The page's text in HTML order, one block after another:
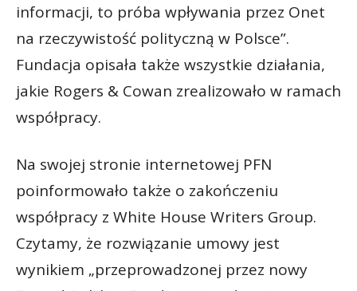
informacji, to próba wpływania przez Onet
na rzeczywistość polityczną w Polsce”.
Fundacja opisała także wszystkie działania,
jakie Rogers & Cowan zrealizowało w ramach
współpracy.
Na swojej stronie internetowej PFN
poinformowało także o zakończeniu
współpracy z White House Writers Group.
Czytamy, że rozwiązanie umowy jest
wynikiem „przeprowadzonej przez nowy